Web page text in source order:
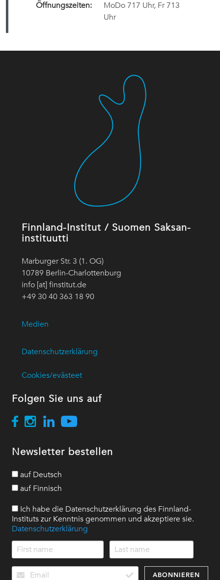
Öffnungszeiten:
MoDo 717 Uhr, Fr 713
Uhr
Finnland-Institut / Suomen Saksan-
instituutti
Marburger Str. 3 (1. OG)
10789 Berlin-Charlottenburg
info [at] finstitut.de
+49 30 40 363 18 90
Medien
Datenschutzerklärung
Cookies/evästeet
Folgen Sie uns auf
Newsletter bestellen
auf Deutsch
auf Finnisch
Ich habe die Datenschutzerklärung des Finnland-
Instituts zur Kenntnis genommen und akzeptiere sie.
Datenschutzerklärung
ABONNIEREN